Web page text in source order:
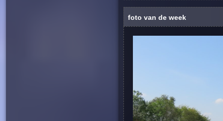
foto van de week